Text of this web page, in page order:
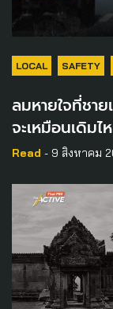
LOCAL SAFETY
ลมหายใจที่ชา
จะเหมือนเดิมไ
Read - 9 สิงหาคม